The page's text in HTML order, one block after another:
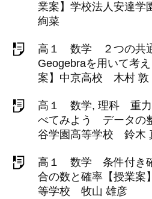
業案】学校法人安達
絢菜
高１ 数学 ２つの共
Geogebraを用いて考
案】中京高校 木村 敦
高１ 数学, 理科 重力
べてみよう データの
谷学園高等学校 鈴木
高１ 数学 条件付き
合の数と確率【授業案
等学校 牧山 雄彦